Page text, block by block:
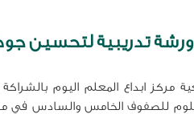
ورشة تدريبية لتحسين
مركز ابداع المعلم اليوم
للصفوف الخامس والسادس في